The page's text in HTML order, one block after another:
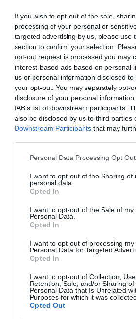
If you wish to opt-out of the sale,
processing of your personal or
targeted advertising by us, please use
section to confirm your selection.
opt-out request is processed you may
interest-based ads based on personal
us or personal information disclosed
your opt-out. You may separately opt-
disclosure of your personal
IAB’s list of downstream participants.
also be disclosed by us to third parties
Downstream Participants that may
Please note that this website/app uses
not limited to your visit or usage
grant or deny consent to Google and
use your data for below specified
consent section.
Personal Data Processing Opt
I want to opt-out of the Sharing of
personal data.
Opted In
I want to opt-out of the Sale of my
Personal Data.
Opted In
I want to opt-out of processing my
Personal Data for Targeted
Opted In
I want to opt-out of Collection, Use,
Retention, Sale, and/or Sharing of
Personal Data that Is Unrelated
Purposes for which it was collected.
Opted Out
ΌΣΑ
ΓΙΑ ΤΟ ΚΑΛΟΚΑΊΡΙ
ΡΟΗ
Αντίστροφη μέτρηση για το
Ιστορική ελληνική παρουσία στο
Η Ναυτιλία εκπέμπει
Τι πρέπει να κάνετε σε
Πώς να κάνετε «smart spending»
ΑΕΚ: Πρόβα τζενεράλε με Athens
Β. Ταλαμάγκας: Στο κεκλιμένο
κυβέρνηση